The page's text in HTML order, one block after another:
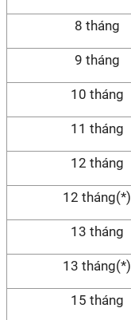
8 tháng
9 tháng
10 tháng
11 tháng
12 tháng
12 tháng(*)
13 tháng
13 tháng(*)
15 tháng